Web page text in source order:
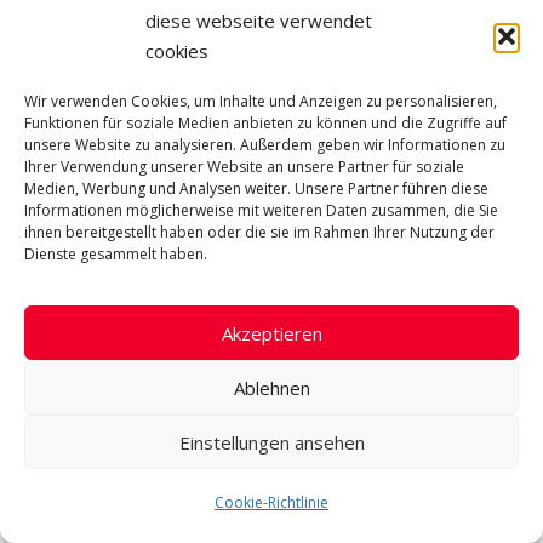
diese webseite verwendet
cookies
Wir verwenden Cookies, um Inhalte und Anzeigen zu personalisieren,
Funktionen für soziale Medien anbieten zu können und die Zugriffe auf
unsere Website zu analysieren. Außerdem geben wir Informationen zu
Ihrer Verwendung unserer Website an unsere Partner für soziale
Medien, Werbung und Analysen weiter. Unsere Partner führen diese
Informationen möglicherweise mit weiteren Daten zusammen, die Sie
ihnen bereitgestellt haben oder die sie im Rahmen Ihrer Nutzung der
Dienste gesammelt haben.
Akzeptieren
Ablehnen
Einstellungen ansehen
Cookie-Richtlinie